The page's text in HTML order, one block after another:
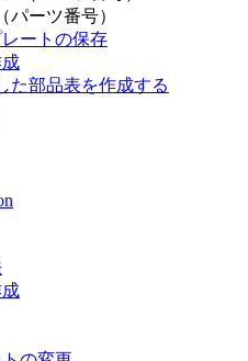
パーツ番号）
ートの保存
た部品表を作成する